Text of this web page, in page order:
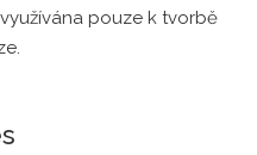
pouze k tvorbě